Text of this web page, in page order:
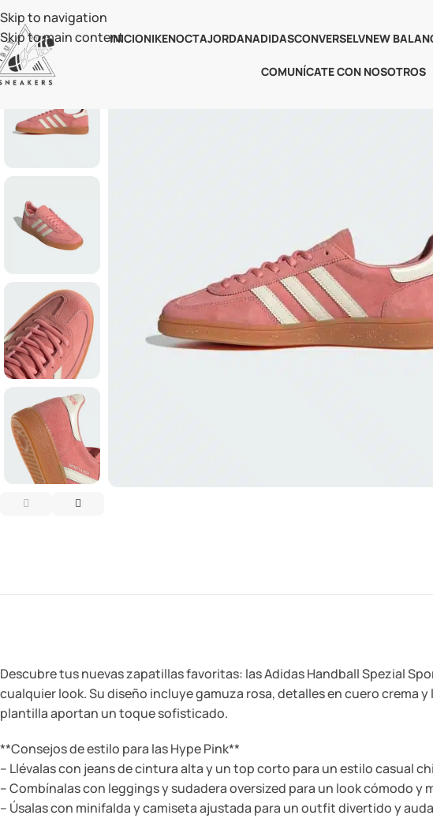
Skip to navigation
Skip to main contentINICIONIKENOCTAJORDANADIDASCONVERSELVNEW
COMUNÍCATE CON NOSOTROS
Descubre tus nuevas zapatillas favoritas: las Adidas Handball Spezial
cualquier look. Su diseño incluye gamuza rosa, detalles en cuero crema
plantilla aportan un toque sofisticado.
**Consejos de estilo para las Hype Pink**
– Llévalas con jeans de cintura alta y un top corto para un estilo casual
– Combínalas con leggings y sudadera oversized para un look cómodo y
– Úsalas con minifalda y camiseta ajustada para un outfit divertido y